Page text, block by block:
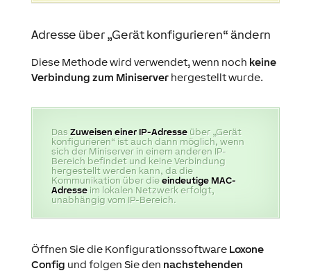
Adresse über „Gerät konfigurieren“ ändern
Diese Methode wird verwendet, wenn noch keine
Verbindung zum Miniserverhergestellt wurde.
Das Zuweisen einer IP-Adresseüber „Gerät
konfigurieren“ ist auch dann möglich, wenn
sich der Miniserver in einem anderen IP-
Bereich befindet und keine Verbindung
hergestellt werden kann, da die
Kommunikation über die eindeutige MAC-
Adresseim lokalen Netzwerk erfolgt,
unabhängig vom IP-Bereich.
Öffnen Sie die Konfigurationssoftware Loxone
Config und folgen Sie den nachstehenden